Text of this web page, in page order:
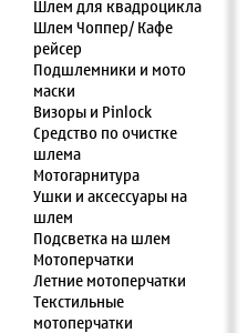
Шлем для квадроцикла
Шлем Чоппер/ Кафе
рейсер
Подшлемники и мото
маски
Визоры и Pinlock
Средство по очистке
шлема
Мотогарнитура
Ушки и аксессуары на
шлем
Подсветка на шлем
Мотоперчатки
Летние мотоперчатки
Текстильные
мотоперчатки